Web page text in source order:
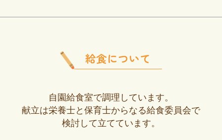
給食について
自園給食室で調理しています。
献立は栄養士と保育士からなる給食委員会で
検討して立てています。